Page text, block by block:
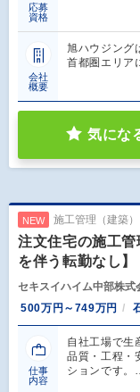
応募
資格
会社
概要
旭ハウジング
首都圏エリア
気にな
NEW 施工管理（建築）
注文住宅の施工
を伴う転勤なし】
セキスイハイム中部株式
500万円～749万円
仕事
内容
自社工場で生
品質・工程・
ションです。